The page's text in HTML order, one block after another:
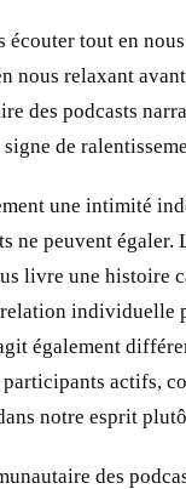
écouter tout en
nous relaxant
des podcasts
de
une intimité
ne peuvent
livre une histoire
individuelle
également
actifs,
notre esprit
des